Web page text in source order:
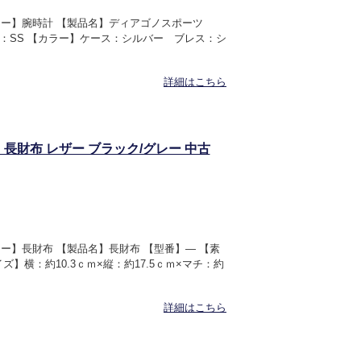
】腕時計 【製品名】ディアゴノスポーツ
SS 【カラー】ケース：シルバー ブレス：シ
詳細はこちら
財布 レザー ブラック/グレー 中古
】長財布 【製品名】長財布 【型番】― 【素
】横：約10.3ｃｍ×縦：約17.5ｃｍ×マチ：約
詳細はこちら